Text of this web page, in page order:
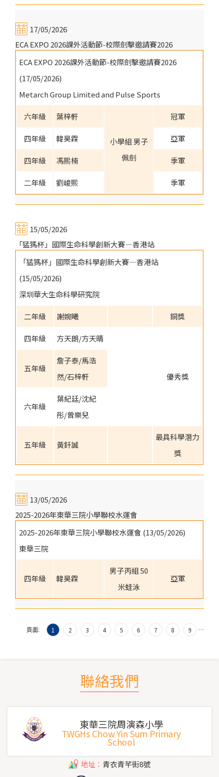
17/05/2026
ECA EXPO 2026課外活動節-校際劍擊邀請賽2026
ECA EXPO 2026課外活動節-校際劍擊邀請賽2026
(17/05/2026)
Metarch Group Limited and Pulse Sports
六年級 葉梓軒
小學組 男子
佩劍
冠軍
四年級 韓昊霖 亞軍
四年級 馮熙楠 季軍
二年級 劉峻熙 季軍
15/05/2026
「猛獁杯」國際生命科學創新大賽—香港站
「猛獁杯」國際生命科學創新大賽—香港站
(15/05/2026)
深圳華大生命科學研究院
二年級 謝婉曦 銅獎
四年級 方天朗/方天晴
優秀獎
五年級
詹子泰/馬浩
然/石梓軒
六年級
葉紀廷/沈紀
彤/曾樂兒
五年級 黃釺誠
最具科學潛力
獎
13/05/2026
2025-2026年東華三院小學聯校水運會
2025-2026年東華三院小學聯校水運會 (13/05/2026)
東華三院
四年級 韓昊霖
男子丙組 50
米蛙泳
亞軍
頁面: 1 2 3 4 5 6 7 8 9 …
聯絡我們
東華三院周演森小學
TWGHs Chow Yin Sum Primary
School
地址： 青衣青芊街8號